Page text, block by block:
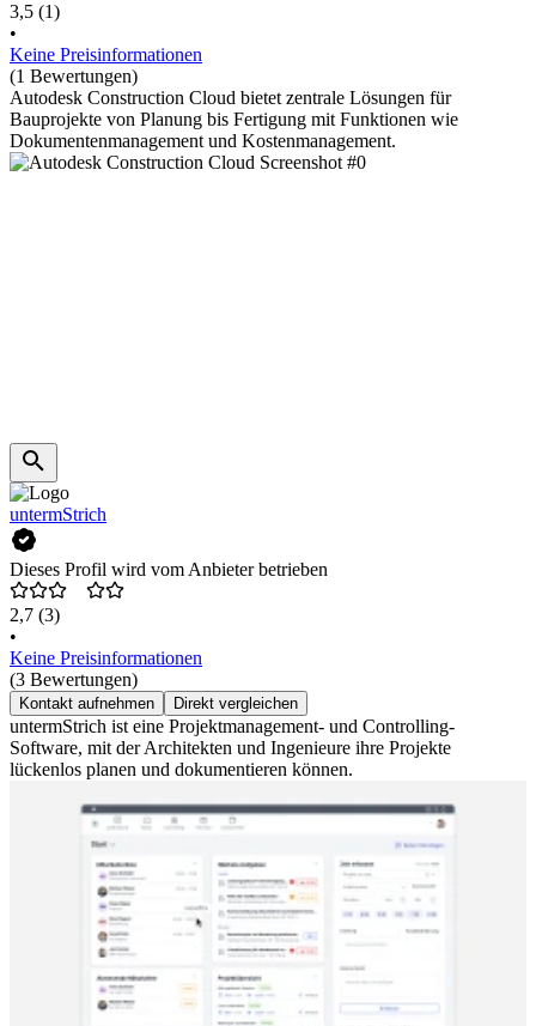
3,5 (1)
•
Keine Preisinformationen
(1 Bewertungen)
Autodesk Construction Cloud bietet zentrale Lösungen für
Bauprojekte von Planung bis Fertigung mit Funktionen wie
Dokumentenmanagement und Kostenmanagement.
untermStrich
Dieses Profil wird vom Anbieter betrieben
2,7 (3)
•
Keine Preisinformationen
(3 Bewertungen)
Kontakt aufnehmen Direkt vergleichen
untermStrich ist eine Projektmanagement- und Controlling-
Software, mit der Architekten und Ingenieure ihre Projekte
lückenlos planen und dokumentieren können.